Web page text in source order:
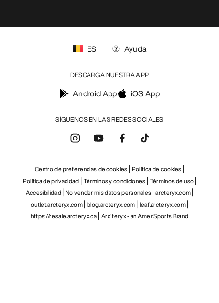
SÍGUENOS EN LAS REDES SOCIALES
ES Ayuda
DESCARGA NUESTRA APP
Android App iOS App
Centro de preferencias de cookies Política de cookies
Política de privacidad Términos y condiciones Términos de uso
Accesibilidad No vender mis datos personales arcteryx.com
outlet.arcteryx.com blog.arcteryx.com leaf.arcteryx.com
https://resale.arcteryx.ca Arc'teryx - an Amer Sports Brand